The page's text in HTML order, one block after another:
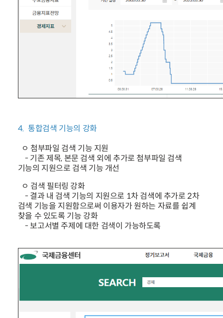
4. 통합검색 기능의 강화
ㅇ 첨부파일 검색 기능 지원
- 기존 제목, 본문 검색 외에 추가로 첨부파일 검색
기능의 지원으로 검색 기능 개선
ㅇ 검색 필터링 강화
- 결과 내 검색 기능의 지원으로 1차 검색에 추가로 2차
검색 기능을 지원함으로써 이용자가 원하는 자료를 쉽계
찾을 수 있도록 기능 강화
- 보고서별 주제에 대한 검색이 가능하도록